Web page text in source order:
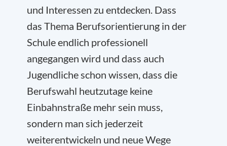
und Interessen zu entdecken. Dass
das Thema Berufsorientierung in der
Schule endlich professionell
angegangen wird und dass auch
Jugendliche schon wissen, dass die
Berufswahl heutzutage keine
Einbahnstraße mehr sein muss,
sondern man sich jederzeit
weiterentwickeln und neue Wege